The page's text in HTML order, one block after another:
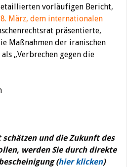
vorläufigen Bericht,
8. März, dem internationalen
präsentierte,
Maßnahmen der iranischen
„Verbrechen gegen die
schätzen und die Zukunft des
werden Sie durch direkte
(hier klicken)